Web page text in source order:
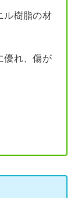
ル樹脂の材
優れ、傷が